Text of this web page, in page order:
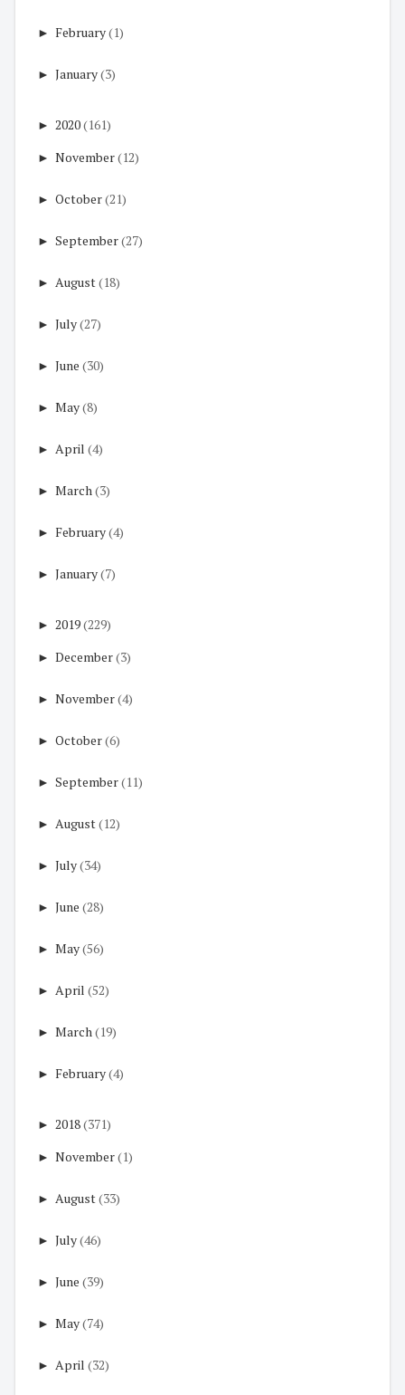
► February(1)
► January(3)
► 2020(161)
► November(12)
► October(21)
► September(27)
► August(18)
► July(27)
► June (30)
► May(8)
► April (4)
► March (3)
► February(4)
► January(7)
► 2019(229)
► December(3)
► November(4)
► October(6)
► September(11)
► August(12)
► July(34)
► June (28)
► May(56)
► April (52)
► March (19)
► February(4)
► 2018(371)
► November(1)
► August(33)
► July(46)
► June (39)
► May(74)
► April (32)